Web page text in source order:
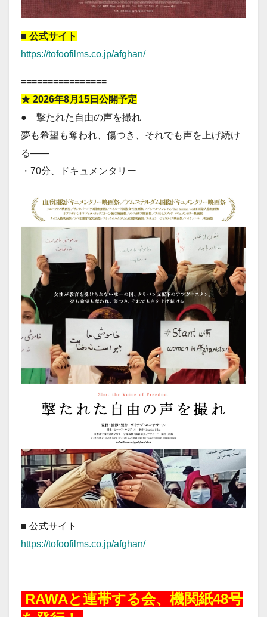
■ 公式サイト
https://tofoofilms.co.jp/afghan/
================
★ 2026年8月15日公開予定
● 撃たれた自由の声を撮れ
夢も希望も奪われ、傷つき、それでも声を上げ続け
る——
・70分、ドキュメンタリー
■ 公式サイト
https://tofoofilms.co.jp/afghan/
RAWAと連帯する会、機関紙48号